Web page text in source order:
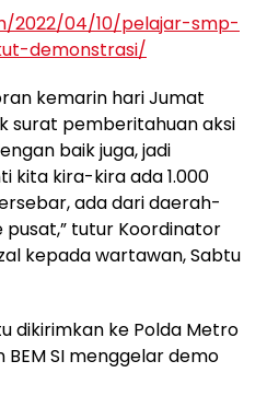
2022/04/10/pelajar-smp-
demonstrasi/
kemarin hari Jumat
surat pemberitahuan aksi
baik juga, jadi
kita kira-kira ada 1.000
ada dari daerah-
tutur Koordinator
kepada wartawan, Sabtu
dikirimkan ke Polda Metro
SI menggelar demo